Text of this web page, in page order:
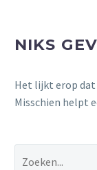
NIKS
Het lijkt erop dat
Misschien helpt